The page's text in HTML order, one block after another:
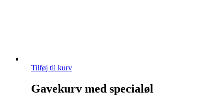
Tilføj til kurv
Gavekurv med specialøl